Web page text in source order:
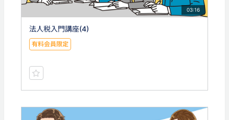
03:16
法人税入門講座(4)
有料会員限定